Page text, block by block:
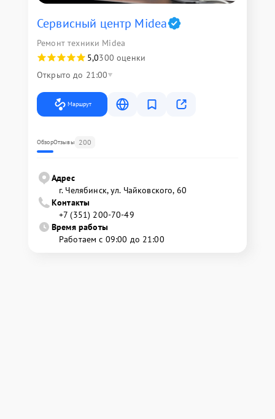
Сервисный центр Midea
Ремонт техники Midea
5,0300 оценки
Открыто до 21:00
Маршрут
ОбзорОтзывы 200
Адрес
г. Челябинск, ул. Чайковского, 60
Контакты
+7 (351) 200-70-49
Время работы
Работаем с 09:00 до 21:00